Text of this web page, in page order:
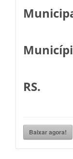
RS.
Baixar agora!